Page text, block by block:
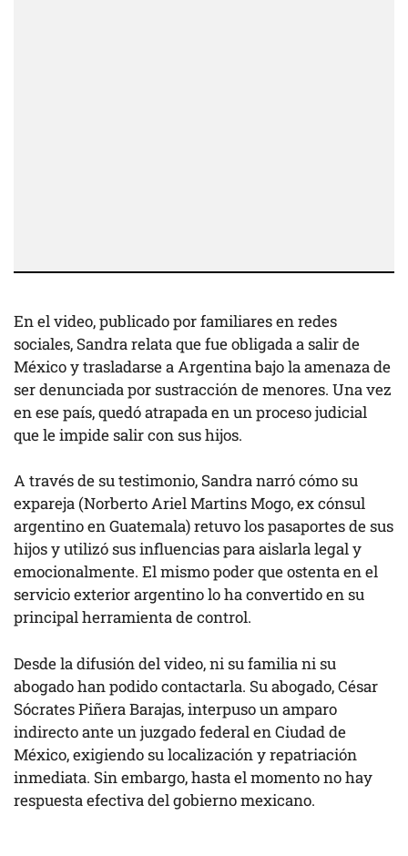
En el video, publicado por familiares en redes
sociales, Sandra relata que fue obligada a salir de
México y trasladarse a Argentina bajo la amenaza de
ser denunciada por sustracción de menores. Una vez
en ese país, quedó atrapada en un proceso judicial
que le impide salir con sus hijos.
A través de su testimonio, Sandra narró cómo su
expareja (Norberto Ariel Martins Mogo, ex cónsul
argentino en Guatemala) retuvo los pasaportes de sus
hijos y utilizó sus influencias para aislarla legal y
emocionalmente. El mismo poder que ostenta en el
servicio exterior argentino lo ha convertido en su
principal herramienta de control.
Desde la difusión del video, ni su familia ni su
abogado han podido contactarla. Su abogado, César
Sócrates Piñera Barajas, interpuso un amparo
indirecto ante un juzgado federal en Ciudad de
México, exigiendo su localización y repatriación
inmediata. Sin embargo, hasta el momento no hay
respuesta efectiva del gobierno mexicano.